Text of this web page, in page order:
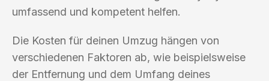
umfassend und kompetent helfen.
Die Kosten für deinen Umzug hängen von
verschiedenen Faktoren ab, wie beispielsweise
der Entfernung und dem Umfang deines